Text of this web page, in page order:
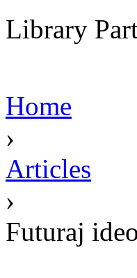
Library
Home
›
Articles
›
Futuraj